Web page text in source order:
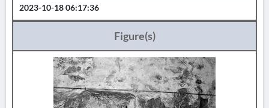
2023-10-18 06:17:36
Figure(s)